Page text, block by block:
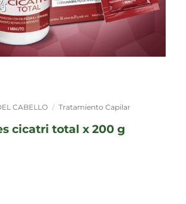
CABELLO / Tratamiento Capilar
cicatri total x 200 g